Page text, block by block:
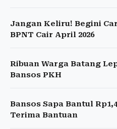
Jangan Keliru! Begini
BPNT Cair April 2026
Ribuan Warga Batang
Bansos PKH
Bansos Sapa Bantul
Terima Bantuan